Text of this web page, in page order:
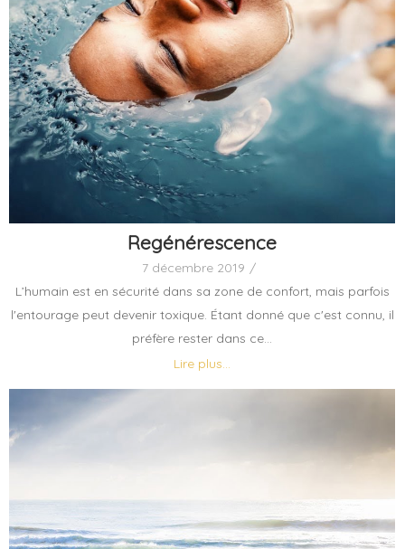
Regénérescence
7 décembre 2019 /
L’humain est en sécurité dans sa zone de confort, mais parfois
l'entourage peut devenir toxique. Étant donné que c'est connu, il
préfère rester dans ce...
Lire plus...